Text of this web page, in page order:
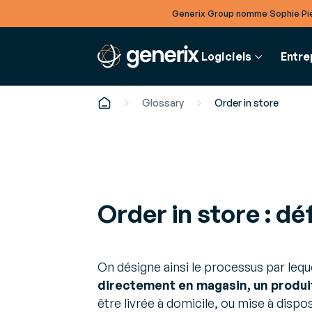
Generix Group nomme Sophie
Logiciels
électronique
Digitalisez vos chaînes
Plateforme Agréée
(ex-PDP) :
Gestion
Découvrez qui nous sommes
Carrières
Rejoignez nos équipes
Analyses
sur les
Études
pour
Glossary Order in store
Order in store :
On désigne ainsi le processus par
directement en magasin, un
être livrée à domicile, ou mise à